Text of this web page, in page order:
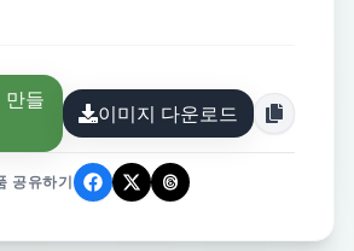
만들
이미지 다운로드
공유하기